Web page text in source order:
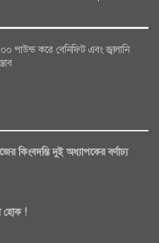
পাউন্ড করে বেনিফিট এবং জ্বালানি
কিংবদন্তি দুই অধ্যাপকের বর্ণাঢ্য
হোক !